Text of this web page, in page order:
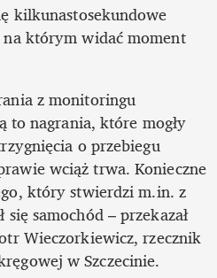
kilkunastosekundowe
którym widać moment
z monitoringu
to nagrania, które mogły
o przebiegu
wciąż trwa. Konieczne
który stwierdzi m.in. z
samochód – przekazał
Wieczorkiewicz, rzecznik
w Szczecinie.